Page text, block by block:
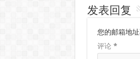
发表回复
您的邮箱地址
评论 *